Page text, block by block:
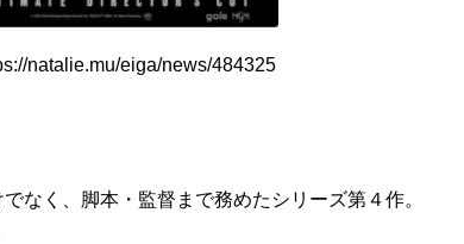
natalie.mu/eiga/news/484325
なく、脚本・監督まで務めたシリーズ第４作。